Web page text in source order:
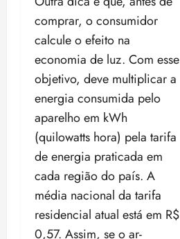
comprar, o consumidor
calcule o efeito na
economia de luz. Com esse
objetivo, deve multiplicar a
energia consumida pelo
aparelho em kWh
(quilowatts hora) pela tarifa
de energia praticada em
cada região do país. A
média nacional da tarifa
residencial atual está em R$
0,57. Assim, se o ar-